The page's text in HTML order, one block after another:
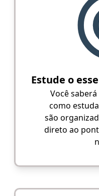
Estude o
Você
como
são
direto ao